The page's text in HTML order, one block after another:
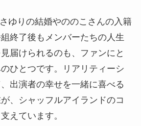
ゆりの結婚やののこさんの入籍
終了後もメンバーたちの人生
届けられるのも、ファンにと
ひとつです。リアリティーシ
出演者の幸せを一緒に喜べる
が、シャッフルアイランドのコ
えています。